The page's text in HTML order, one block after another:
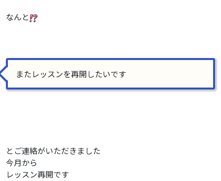
なんと
またレッスンを再開したいです
とご連絡がいただきました
今月から
レッスン再開です